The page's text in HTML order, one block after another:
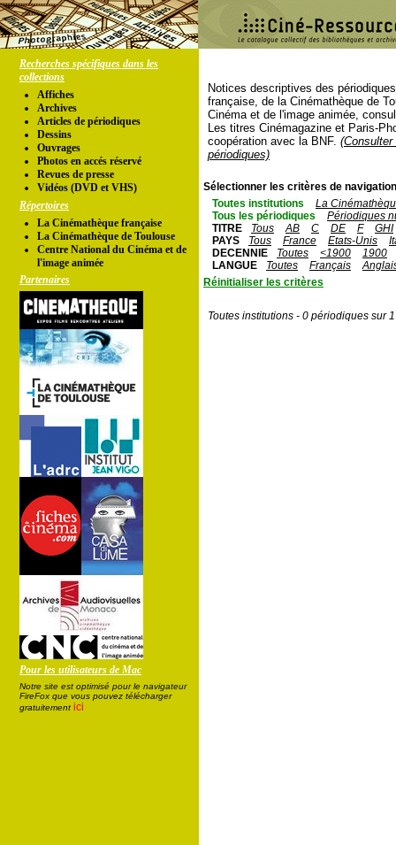
Recherches spécifiques dans les
collections
Affiches
Archives
Articles de périodiques
Dessins
Ouvrages
Photos en accés réservé
Revues de presse
Vidéos (DVD et VHS)
Répertoires
La Cinémathèque française
La Cinémathèque de Toulouse
Centre National du Cinéma et de
l'image animée
Partenaires
Pour les utilisateurs de Mac
Notre site est optimisé pour le navigateur
FireFox que vous pouvez télécharger
gratuitement ici
Notices descriptives des
française, de la Cinémathèque de
Cinéma et de l'image animée,
Les titres Cinémagazine et Paris-
coopération avec la BNF.
périodiques)
Sélectionner les critères de
Toutes institutions
La
Tous les périodiques
Périodiques
TITRE
Tous AB C DE F
GHI
PAYS
Tous France Etats-Unis
DECENNIE
Toutes <1900
1900
LANGUE
Toutes Français
Réinitialiser les critères
Toutes institutions - 0 périodiques sur